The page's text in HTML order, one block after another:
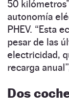
50
autonomía
PHEV. “Esta
pesar de las
electricidad,
recarga
Dos